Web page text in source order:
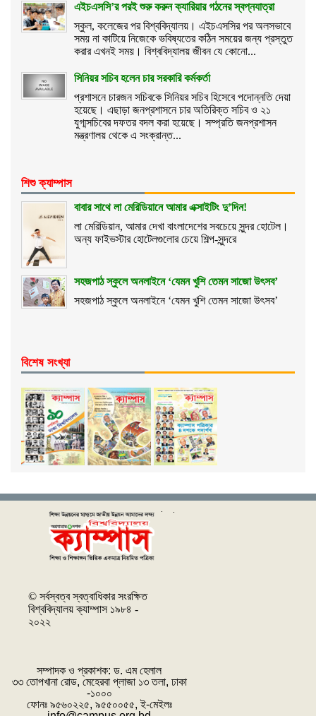
এইচএসসি’র পরই শুরু করুন ক্যারিয়ার গঠনের স্বপ্নযাত্রা
স্কুল, কলেজের পর বিশ্ববিদ্যালয়। এইচএসসির পর অলসভাবে
সময় না কাটিয়ে নিজেকে ভবিষ্যতের কঠিন সময়ের জন্য প্রস্তুত
করার এখনই সময়। বিশ্ববিদ্যালয় জীবন যে কোনো...
সিনিয়র সচিব হলেন চার সরকারি কর্মকর্তা
প্রশাসনে চারজন সচিবকে সিনিয়র সচিব হিসেবে পদোন্নতি দেয়া
হয়েছে। এছাড়া জনপ্রশাসনে চার অতিরিক্ত সচিব ও ২১
যুগ্মসচিবের দফতর বদল করা হয়েছে। সম্প্রতি জনপ্রশাসন
মন্ত্রণালয় থেকে এ সংক্রান্ত...
শিশু ক্যাম্পাস
বাবার সাথে লা মেরিডিয়ানে আমার এক্সাইটিং দু’দিন!
লা মেরিডিয়ান, আমার দেখা বাংলাদেশের সবচেয়ে সুন্দর হোটেল।
অন্য ফাইভস্টার হোটেলগুলোর চেয়ে শিল্প-সুন্দরে
সহজপাঠ স্কুলে অনলাইনে ‘যেমন খুশি তেমন সাজো উৎসব’
সহজপাঠ স্কুলে অনলাইনে ‘যেমন খুশি তেমন সাজো উৎসব’
বিশেষ সংখ্যা
© সর্বস্বত্ব স্বত্বাধিকার সংরক্ষিত
বিশ্ববিদ্যালয় ক্যাম্পাস ১৯৮৪ -
২০২২
সম্পাদক ও প্রকাশক: ‌ড. এম হেলাল
৩৩ তোপখানা রোড, মেহেরবা প্লাজা ১৩ তলা, ঢাকা
-১০০০
ফোনঃ ৯৫৬০২২৫, ৯৫৫০০৫৫, ই-মেইলঃ